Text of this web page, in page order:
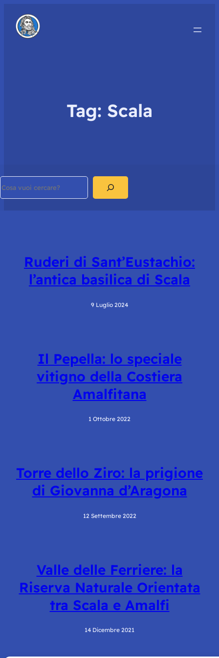
Tag: Scala
Ruderi di Sant’Eustachio:
l’antica basilica di Scala
9 Luglio 2024
Il Pepella: lo speciale
vitigno della Costiera
Amalfitana
1 Ottobre 2022
Torre dello Ziro: la prigione
di Giovanna d’Aragona
12 Settembre 2022
Valle delle Ferriere: la
Riserva Naturale Orientata
tra Scala e Amalfi
14 Dicembre 2021